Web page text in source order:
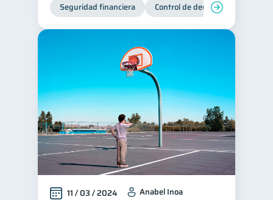
Seguridad financiera Control de deudas
11 / 03 / 2024 Anabel Inoa